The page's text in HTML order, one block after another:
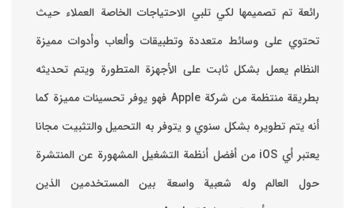
رائعة تم تصميمها لكي تلبي الاحتياجات الخاصة العملاء حيث
تحتوي على وسائط متعددة وتطبيقات وألعاب وأدوات مميزة
‏النظام يعمل بشكل ثابت على الأجهزة المتطورة ويتم تحديثه
بطريقة منتظمة من شركة Apple فهو يوفر تحسينات مميزة كما
أنه يتم تطويره بشكل سنوي و يتوفر به التحميل والتثبيت مجانا
‏يعتبر أي iOS من أفضل أنظمة التشغيل المشهورة عن المنتشرة
حول العالم وله شعبية واسعة بين المستخدمين الذين